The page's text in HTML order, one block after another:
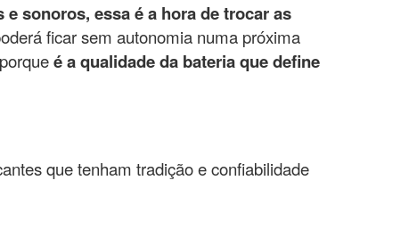
sonoros, essa é a hora de trocar as
ficar sem autonomia numa próxima
é a qualidade da bateria que define
que tenham tradição e confiabilidade